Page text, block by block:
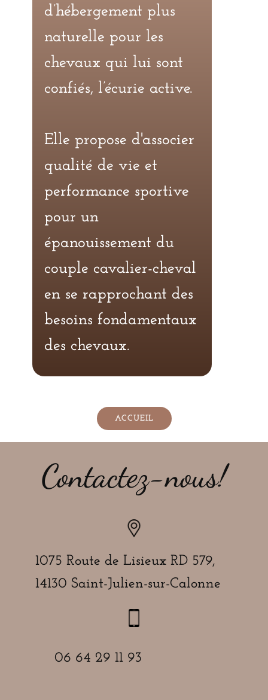
d’hébergement plus
naturelle pour les
chevaux qui lui sont
confiés, l’écurie active.
Elle propose d'associer
qualité de vie et
performance sportive
pour un
épanouissement du
couple cavalier-cheval
en se rapprochant des
besoins fondamentaux
des chevaux.
ACCUEIL
Contactez-nous!
1075 Route de Lisieux RD 579,
14130 Saint-Julien-sur-Calonne
06 64 29 11 93